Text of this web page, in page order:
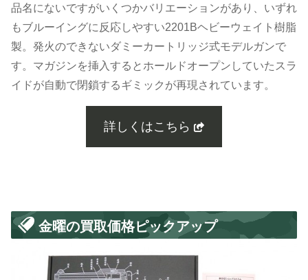
品名にないですがいくつかバリエーションがあり、いずれ
もブルーイングに反応しやすい2201Bヘビーウェイト樹脂
製。発火のできないダミーカートリッジ式モデルガンで
す。マガジンを挿入するとホールドオープンしていたスラ
イドが自動で閉鎖するギミックが再現されています。
詳しくはこちら
金曜の買取価格ピックアップ